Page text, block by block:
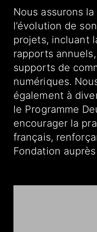
Nous assurons
l’évolution de
projets, incluant
rapports
supports de
numériques.
également à
le Programme
encourager la
français,
Fondation